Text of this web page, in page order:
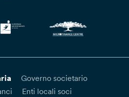
Governo societario
Enti locali soci